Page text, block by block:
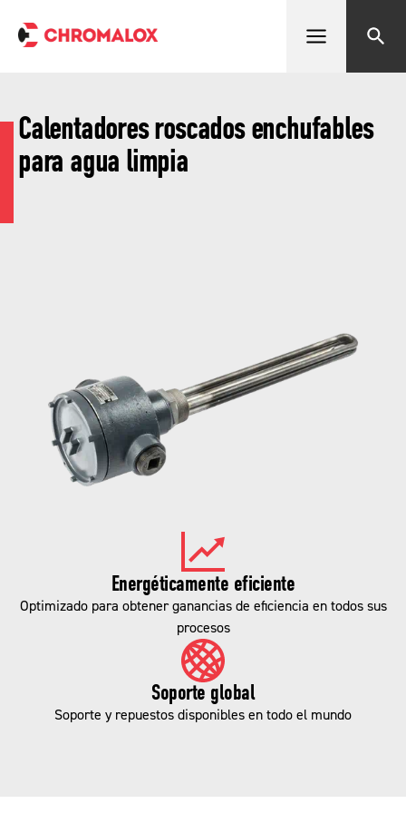
Abrir menúBuscar
Calentadores roscados enchufables
para agua limpia
Energéticamente eficiente
Optimizado para obtener ganancias de eficiencia en todos sus
procesos
Soporte global
Soporte y repuestos disponibles en todo el mundo